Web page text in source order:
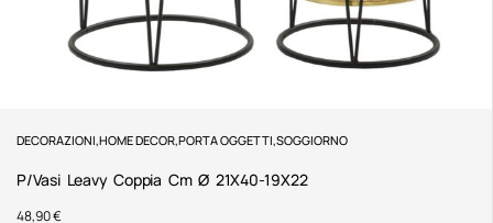
DECORAZIONI,HOME DECOR,PORTA OGGETTI,SOGGIORNO
P/Vasi Leavy Coppia Cm Ø 21X40-19X22
48,90€